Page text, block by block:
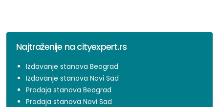
Najtraženije na cityexpert.rs
Izdavanje stanova Beograd
Izdavanje stanova Novi Sad
Prodaja stanova Beograd
Prodaja stanova Novi Sad